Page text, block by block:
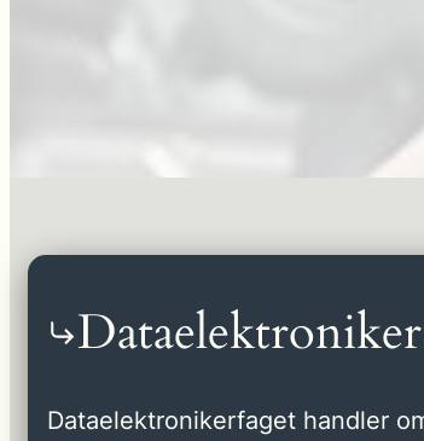
Dataelektroniker
Dataelektronikerfaget handler